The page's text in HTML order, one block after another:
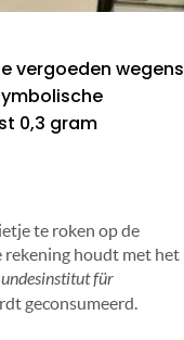
vergoeden wegens
0,3 gram
te roken op de
rekening houdt met het
für
geconsumeerd.